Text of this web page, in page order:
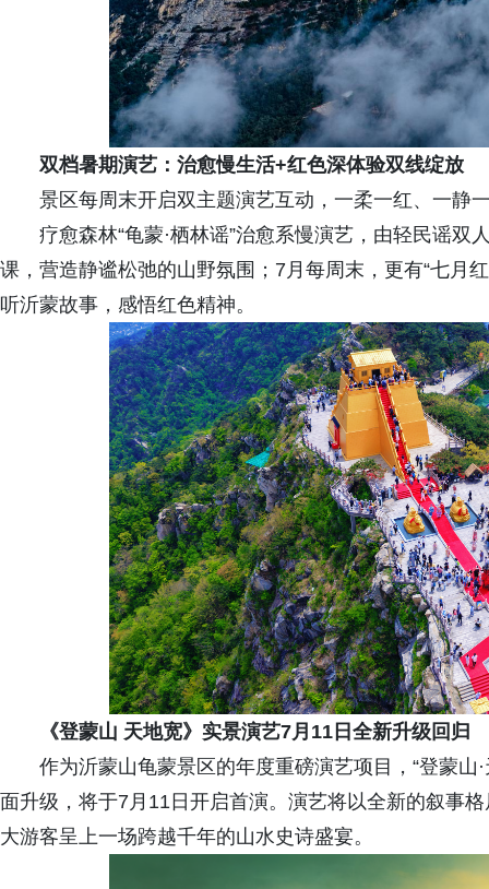
双档暑期演艺：治愈慢生活+红色深体验双线绽放
景区每周末开启双主题演艺互动，一柔一红、一静
疗愈森林“龟蒙·栖林谣”治愈系慢演艺，由轻民谣
课，营造静谧松弛的山野氛围；7月每周末，更有“七月
听沂蒙故事，感悟红色精神。
《登蒙山 天地宽》实景演艺7月11日全新升级回归
作为沂蒙山龟蒙景区的年度重磅演艺项目，“登蒙
面升级，将于7月11日开启首演。演艺将以全新的叙事
大游客呈上一场跨越千年的山水史诗盛宴。